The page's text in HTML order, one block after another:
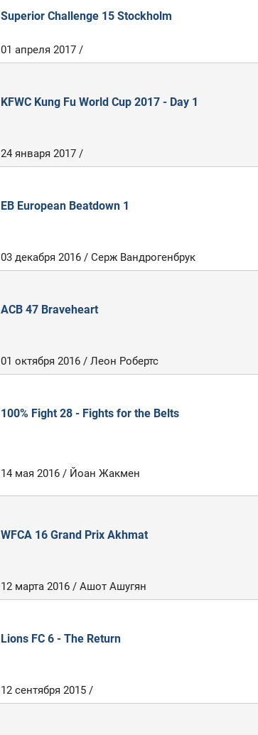
Superior Challenge 15 Stockholm
01 апреля 2017 /
KFWC Kung Fu World Cup 2017 - Day 1
24 января 2017 /
EB European Beatdown 1
03 декабря 2016 / Серж Вандрогенбрук
ACB 47 Braveheart
01 октября 2016 / Леон Робертс
100% Fight 28 - Fights for the Belts
14 мая 2016 / Йоан Жакмен
WFCA 16 Grand Prix Akhmat
12 марта 2016 / Ашот Ашугян
Lions FC 6 - The Return
12 сентября 2015 /